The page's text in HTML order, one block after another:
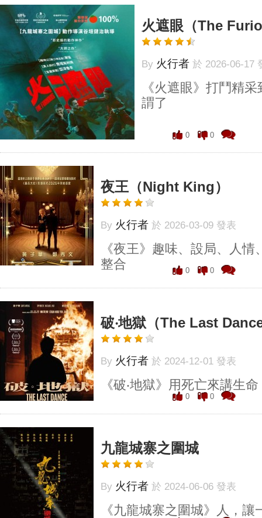
火遮眼（The
By 火行者 於 2026-06-17
《火遮眼》打鬥精
謂了
0 0
夜王（Night King）
By 火行者 於 2026-03-09 發表
《夜王》趣味、設局、人
整合
0 0
破‧地獄（The Last
By 火行者 於 2024-12-01 發表
《破‧地獄》用死亡來講生命
0 0
九龍城寨之圍城
By 火行者 於 2024-06-06 發表
《九龍城寨之圍城》人，